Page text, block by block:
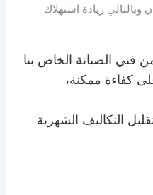
زيادة استهلاك
فني الصيانة الخاص بنا
كفاءة ممكنة،
التكاليف الشهرية